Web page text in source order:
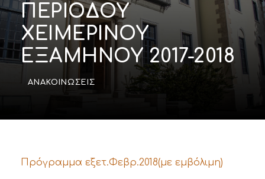
ΠΕΡΙΟΔΟΥ
ΧΕΙΜΕΡΙΝΟΥ
ΕΞΑΜΗΝΟΥ 2017-2018
ΑΝΑΚΟΙΝΏΣΕΙΣ
Πρόγραμμα εξετ.Φεβρ.2018(με εμβόλιμη)